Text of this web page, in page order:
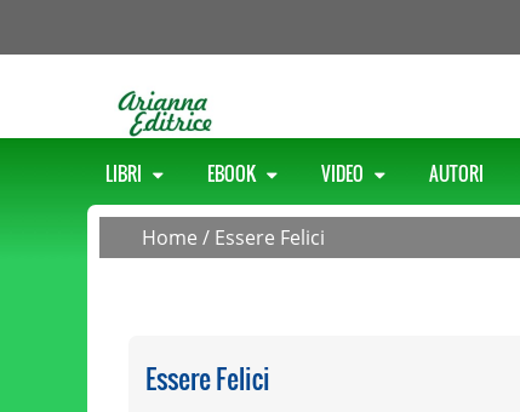
LIBRI EBOOK VIDEO AUTORI
Home / Essere Felici
Essere Felici